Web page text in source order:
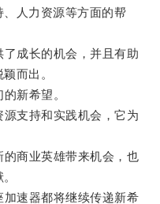
人力资源等方面的帮
成长的机会，并且有助
而出。
新希望。
支持和实践机会，它为
商业英雄带来机会，也
速器都将继续传递新希